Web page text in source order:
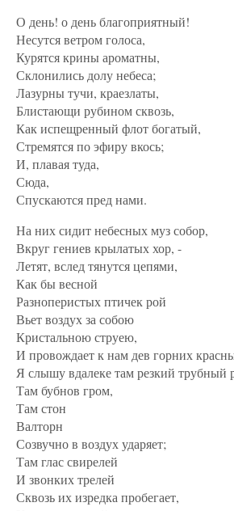
О день! о день благоприятный!
Несутся ветром голоса,
Курятся крины ароматны,
Склонились долу небеса;
Лазурны тучи, краезлаты,
Блистающи рубином сквозь,
Как испещренный флот богатый,
Стремятся по эфиру вкось;
И, плавая туда,
Сюда,
Спускаются пред нами.
На них сидит небесных муз собор,
Вкруг гениев крылатых хор, -
Летят, вслед тянутся цепями,
Как бы весной
Разноперистых птичек рой
Вьет воздух за собою
Кристальною струею,
И провождает к нам дев горних
Я слышу вдалеке там резкий трубный
Там бубнов гром,
Там стон
Валторн
Созвучно в воздух ударяет;
Там глас свирелей
И звонких трелей
Сквозь их изредка пробегает,